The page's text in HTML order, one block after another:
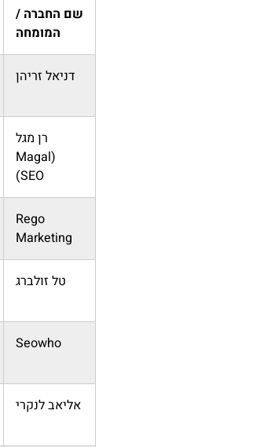
שם החברה /
המומחה
דניאל זריהן
רן מגל
(Magal
SEO)
Rego
Marketing
טל זולברג
Seowho
אליאב לנקרי